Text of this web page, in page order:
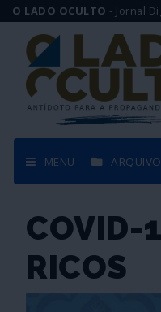
O LADO OCULTO - Jornal
MENU ARQUIVO
COVID-
RICOS